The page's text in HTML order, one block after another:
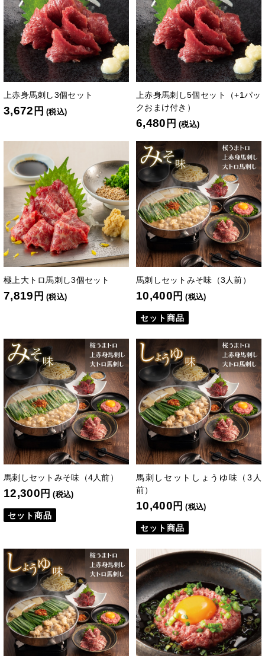
上赤身馬刺し3個セット
3,672 円 (税込)
上赤身馬刺し5個セット（+1パッ
クおまけ付き）
6,480 円 (税込)
極上大トロ馬刺し3個セット
7,819 円 (税込)
馬刺しセットみそ味（3人前）
10,400 円 (税込)
セット商品
馬刺しセットみそ味（4人前）
12,300 円 (税込)
セット商品
馬刺しセットしょうゆ味（3人
前）
10,400 円 (税込)
セット商品